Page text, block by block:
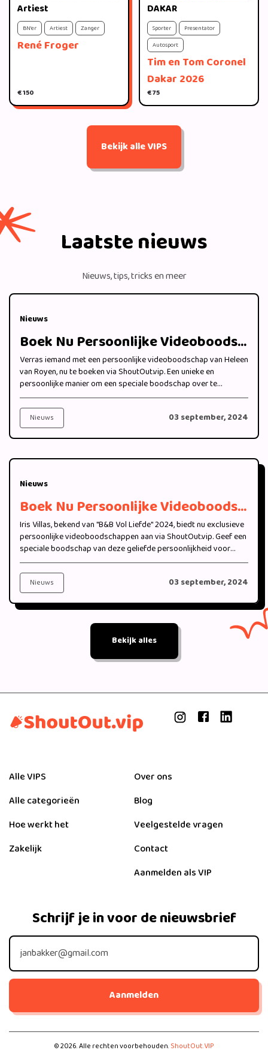
René Froger
Artiest
€ 150
BN'er Artiest Zanger
Tim en Tom Coronel
Dakar 2026
DAKAR
€ 75
Sporter
Presentator
Autosport
Bekijk alle VIPS
Laatste nieuws
Nieuws, tips, tricks en meer
Nieuws
Boek Nu Persoonlijke Videoboodschappen van Heleen van Royen bij ShoutOut.vip
Verras iemand met een persoonlijke videoboodschap van Heleen
van Royen, nu te boeken via ShoutOut.vip. Een unieke en
persoonlijke manier om een speciale boodschap over te
brengen.
Nieuws 03 september, 2024
Nieuws
Boek Nu Persoonlijke Videoboodschappen van Iris Villas van "B&B Vol Liefde" 2024 bij ShoutOut.vip
Iris Villas, bekend van "B&B Vol Liefde" 2024, biedt nu exclusieve
persoonlijke videoboodschappen aan via ShoutOut.vip. Geef een
speciale boodschap van deze geliefde persoonlijkheid voor
jouw bijzondere moment.
Nieuws 03 september, 2024
Bekijk alles
Alle VIPS
Alle categorieën
Hoe werkt het
Zakelijk
Over ons
Blog
Veelgestelde vragen
Contact
Aanmelden als VIP
Schrijf je in voor de nieuwsbrief
Aanmelden
©2026. Alle rechten voorbehouden. ShoutOut.VIP